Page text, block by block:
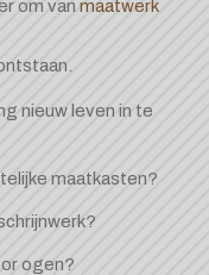
om vanmaatwerk
nieuw leven in te
maatkasten?
ogen?